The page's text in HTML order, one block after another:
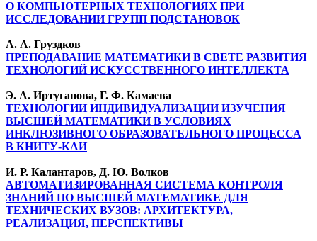
О КОМПЬЮТЕРНЫХ ТЕХНОЛОГИЯХ ПРИ
ИССЛЕДОВАНИИ ГРУПП ПОДСТАНОВОК
А. А. Груздков
ПРЕПОДАВАНИЕ МАТЕМАТИКИ В СВЕТЕ РАЗВИТИЯ
ТЕХНОЛОГИЙ ИСКУССТВЕННОГО ИНТЕЛЛЕКТА
Э. А. Иртуганова, Г. Ф. Камаева
ТЕХНОЛОГИИ ИНДИВИДУАЛИЗАЦИИ ИЗУЧЕНИЯ
ВЫСШЕЙ МАТЕМАТИКИ В УСЛОВИЯХ
ИНКЛЮЗИВНОГО ОБРАЗОВАТЕЛЬНОГО ПРОЦЕССА
В КНИТУ-КАИ
И. Р. Калантаров, Д. Ю. Волков
АВТОМАТИЗИРОВАННАЯ СИСТЕМА КОНТРОЛЯ
ЗНАНИЙ ПО ВЫСШЕЙ МАТЕМАТИКЕ ДЛЯ
ТЕХНИЧЕСКИХ ВУЗОВ: АРХИТЕКТУРА,
РЕАЛИЗАЦИЯ, ПЕРСПЕКТИВЫ